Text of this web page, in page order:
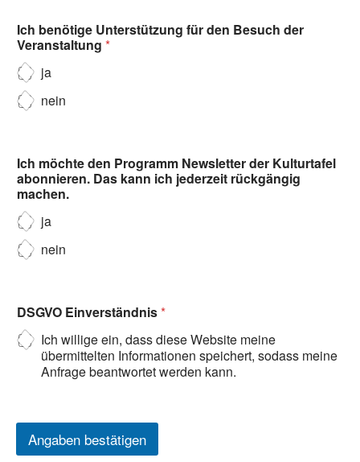
Ich benötige Unterstützung für den Besuch der
Veranstaltung *
ja
nein
Ich möchte den Programm Newsletter der Kulturtafel
abonnieren. Das kann ich jederzeit rückgängig
machen.
ja
nein
DSGVO Einverständnis*
Ich willige ein, dass diese Website meine
übermittelten Informationen speichert, sodass meine
Anfrage beantwortet werden kann.
Angaben bestätigen